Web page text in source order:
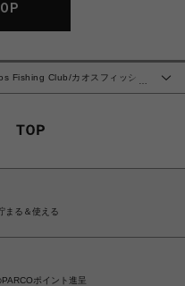
…
Fishing Club/カオスフィッシン
まる＆使える
ポイント進呈